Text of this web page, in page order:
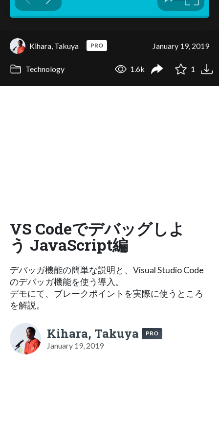
Kihara, Takuya PRO January 19, 2019
Technology 1.6k 1
VS Codeでデバッグしよ
う JavaScript編
デバッガ機能の簡単な説明と、Visual Studio Code
のデバッガ機能を使う導入。
デモにて、ブレークポイントを実際に使うところ
を解説。
Kihara, Takuya PRO
January 19, 2019